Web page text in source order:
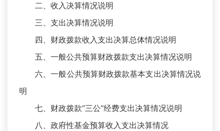
二、收入决算情况说明
三、支出决算情况说明
四、财政拨款收入支出决算总体情况说明
五、一般公共预算财政拨款支出决算情况说明
六、一般公共预算财政拨款基本支出决算情况说
明
七、财政拨款“三公”经费支出决算情况说明
八、政府性基金预算收入支出决算情况